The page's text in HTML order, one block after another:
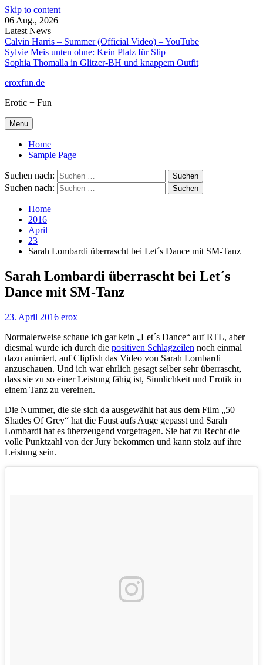
Skip to content
06 Aug., 2026
Latest News
Calvin Harris – Summer (Official Video) – YouTube
Sylvie Meis unten ohne: Kein Platz für Slip
Sophia Thomalla in Glitzer-BH und knappem Outfit
eroxfun.de
Erotic + Fun
Menu
Home
Sample Page
Suchen nach:
Suchen nach:
Home
2016
April
23
Sarah Lombardi überrascht bei Let´s Dance mit SM-Tanz
Sarah Lombardi überrascht bei Let´s
Dance mit SM-Tanz
23. April 2016 erox
Normalerweise schaue ich gar kein „Let´s Dance“ auf RTL, aber
diesmal wurde ich durch die positiven Schlagzeilen noch einmal
dazu animiert, auf Clipfish das Video von Sarah Lombardi
anzuschauen. Und ich war ehrlich gesagt selber sehr überrascht,
dass sie zu so einer Leistung fähig ist, Sinnlichkeit und Erotik in
einem Tanz zu vereinen.
Die Nummer, die sie sich da ausgewählt hat aus dem Film „50
Shades Of Grey“ hat die Faust aufs Auge gepasst und Sarah
Lombardi hat es überzeugend vorgetragen. Sie hat zu Recht die
volle Punktzahl von der Jury bekommen und kann stolz auf ihre
Leistung sein.